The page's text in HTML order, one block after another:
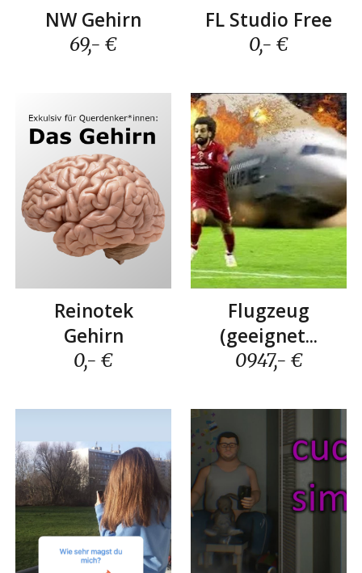
NW Gehirn
69,- €
FL Studio Free
0,- €
Reinotek
Gehirn
0,- €
Flugzeug
(geeignet...
0947,- €